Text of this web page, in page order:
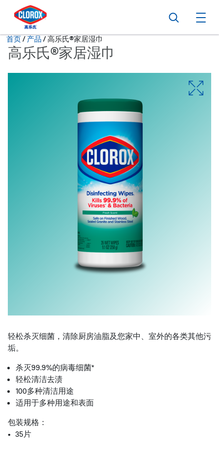
转到主导航栏
转到内容
转到页脚
搜索
首页/ 产品 当前状态：
高乐氏®家居湿巾
高乐氏®家居湿巾
轻松杀灭细菌，清除厨房油脂及您家中、室外的各类其他污
垢。
杀灭99.9%的病毒细菌*
轻松清洁去渍
100多种清洁用途
适用于多种用途和表面
包装规格：
• 35片